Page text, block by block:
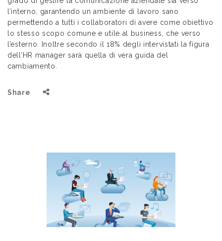
l’interno, garantendo un ambiente di lavoro sano
permettendo a tutti i collaboratori di avere come obiettivo
lo stesso scopo comune e utile al business, che verso
l’esterno. Inoltre secondo il 18% degli intervistati la figura
dell’HR manager sarà quella di vera guida del
cambiamento.
Share